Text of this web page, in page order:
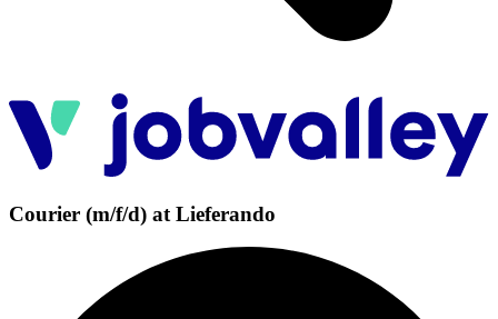
Courier (m/f/d) at Lieferando